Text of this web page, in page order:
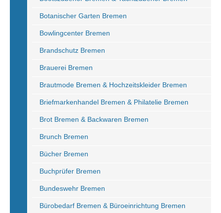
Botanischer Garten Bremen
Bowlingcenter Bremen
Brandschutz Bremen
Brauerei Bremen
Brautmode Bremen & Hochzeitskleider Bremen
Briefmarkenhandel Bremen & Philatelie Bremen
Brot Bremen & Backwaren Bremen
Brunch Bremen
Bücher Bremen
Buchprüfer Bremen
Bundeswehr Bremen
Bürobedarf Bremen & Büroeinrichtung Bremen